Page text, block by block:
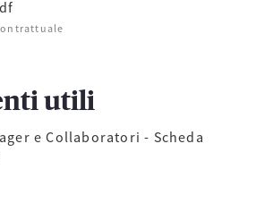
utili
e Collaboratori - Scheda